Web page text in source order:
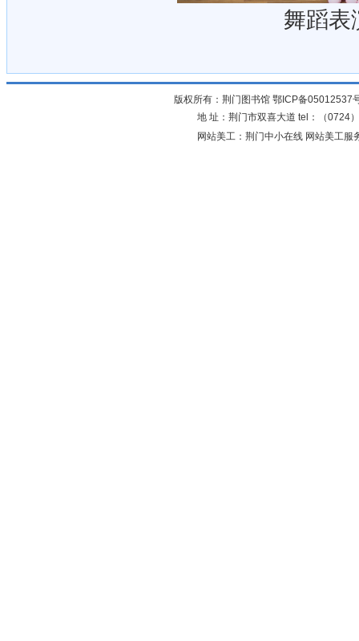
舞蹈表
版权所有：荆门图书馆 鄂ICP备05012537
地 址：荆门市双喜大道 tel：（0724
网站美工：荆门中小在线 网站美工